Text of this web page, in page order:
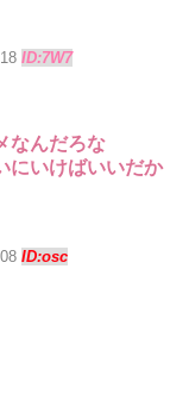
ID:7W7
なんだろな
にいけばいいだか
ID:osc